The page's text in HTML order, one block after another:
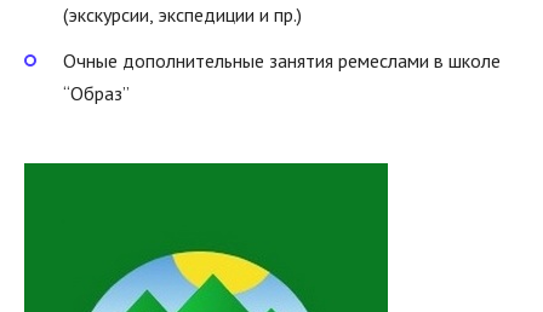
(экскурсии, экспедиции и пр.)
Очные дополнительные занятия ремеслами в школе
“Образ”